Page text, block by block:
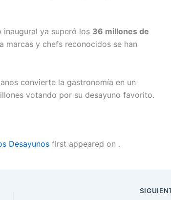
ya superó los 36 millones de
marcas y chefs reconocidos se han
convierte la gastronomía en un
votando por su desayuno favorito.
Desayunos first appeared on .